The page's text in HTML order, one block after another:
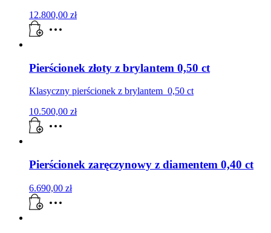
12.800,00 zł
Pierścionek złoty z brylantem 0,50 ct
Klasyczny pierścionek z brylantem 0,50 ct
10.500,00 zł
Pierścionek zaręczynowy z diamentem 0,40 ct
6.690,00 zł